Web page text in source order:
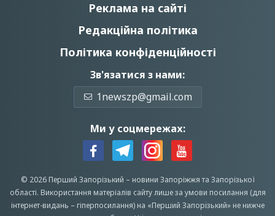
Реклама на сайті
Редакційна політика
Політика конфіденційності
Зв'язатися з нами:
1newszp@gmail.com
Ми у соцмережах:
© 2026 Перший Запорізький – новини Запоріжжята Запорізької
області. Використання матеріалів сайту лише за умови посилання (для
інтернет-видань – гіперпосилання) на «Перший Запорiзький» не нижче